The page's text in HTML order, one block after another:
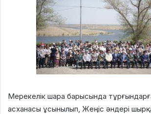
Мерекелік шара барысында
асханасы ұсынылып, Жеңіс әндері